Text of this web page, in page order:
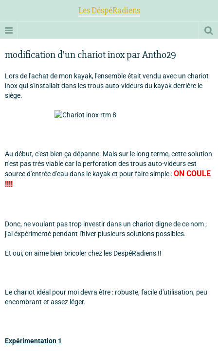
Les DéspéRadiens
modification d'un chariot inox par Antho29
Lors de l'achat de mon kayak, l'ensemble était vendu avec un chariot
inox qui s'installait dans les trous auto-videurs du kayak derrière le
siège.
Au début, c'est bien ça dépanne. Mais sur le long terme, cette solution
n'est pas très viable car la perforation des trous auto-videurs est
source d'entrée d'eau dans le kayak et pour faire simple :ON COULE
!!!!
Donc, ne voulant pas trop investir dans un chariot digne de ce nom ;
j'ai éxpérimenté pendant l'hiver plusieurs solutions possibles.
Et oui, on aime bien bricoler chez les DespéRadiens !!
Le chariot idéal pour moi devra être : robuste, facile d'utilisation, peu
encombrant et assez léger.
Expérimentation 1